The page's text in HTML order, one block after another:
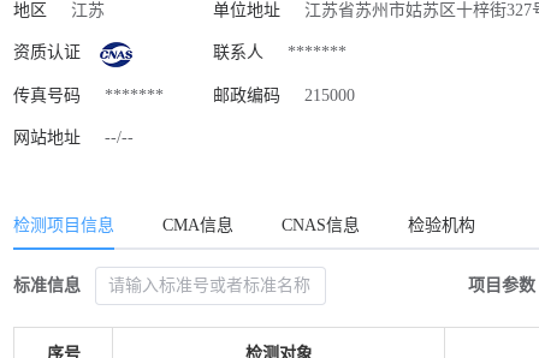
地区 江苏 单位地址 江苏省苏州市姑苏区十梓街327
资质认证 联系人 *******
传真号码 ******* 邮政编码 215000
网站地址 --/--
检测项目信息 CMA信息 CNAS信息 检验机构
标准信息 项目参数
序号 检测对象